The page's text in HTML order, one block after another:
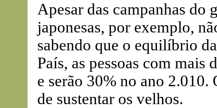
Apesar das campanhas do
japonesas, por exemplo,
sabendo que o equilíbrio
País, as pessoas com mais
e serão 30% no ano 2.010.
de sustentar os velhos.